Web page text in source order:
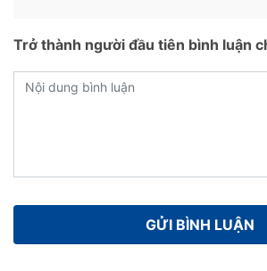
Trở thành người đầu tiên bình luận